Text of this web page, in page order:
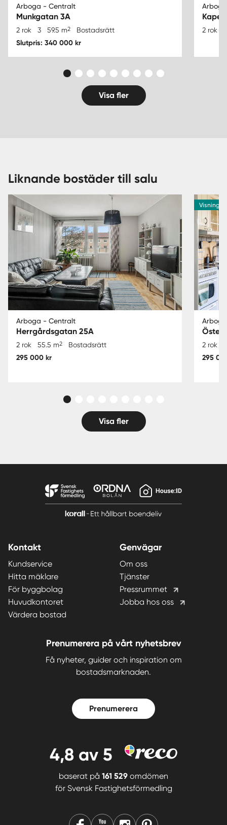
Arboga - Centralt
Munkgatan 3A
2 rok 3 59.5 m2 Bostadsrätt
Slutpris: 340 000 kr
2 rok
Visa fler
Liknande bostäder till salu
Arboga - Centralt
Herrgårdsgatan 25A
2 rok 55.5 m2 Bostadsrätt
295 000 kr
Visning
2 rok
295
Visa fler
Kontakt
Kundservice
Hitta mäklare
För byggbolag
Huvudkontoret
Värdera bostad
Genvägar
Om oss
Tjänster
Pressrummet
Jobba hos oss
Prenumerera på vårt nyhetsbrev
Få nyheter, guider och inspiration om
bostadsmarknaden.
Prenumerera
4,8 av 5
baserat på 161 529 omdömen
för Svensk Fastighetsförmedling